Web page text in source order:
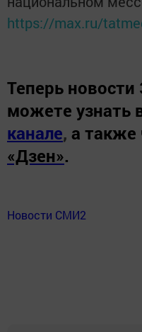
https://max.ru/
Теперь новости
можете узнать
канале, а также
«Дзен».
Новости СМИ2